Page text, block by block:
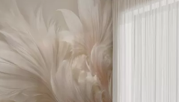
Formato de imagen
Paleta de colores
Inteligente
Borrar todos los filtros